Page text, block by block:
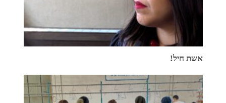
אשת חיל!